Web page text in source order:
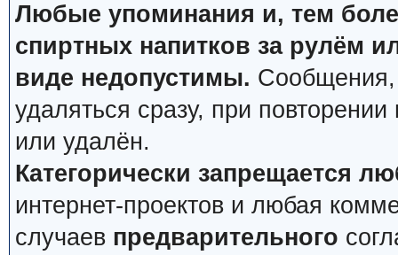
Любые упоминания и, тем
спиртных напитков за рулём
виде недопустимы. Сообщения,
удаляться сразу, при
или удалён.
Категорически запрещается
интернет-проектов и любая
случаев предварительного